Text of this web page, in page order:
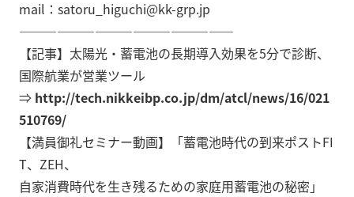
mail：satoru_higuchi@kk-grp.jp
—————————————————
【記事】太陽光・蓄電池の長期導入効果を5分で診断、
国際航業が営業ツール
⇒ http://tech.nikkeibp.co.jp/dm/atcl/news/16/021
510769/
【満員御礼セミナー動画】「蓄電池時代の到来ポストFI
T、ZEH、
自家消費時代を生き残るための家庭用蓄電池の秘密」